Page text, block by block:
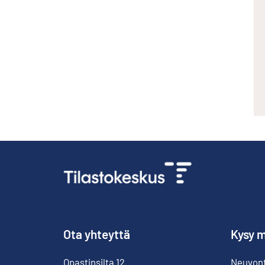
Ota yhteyttä
Opastinsilta 12
Kysy